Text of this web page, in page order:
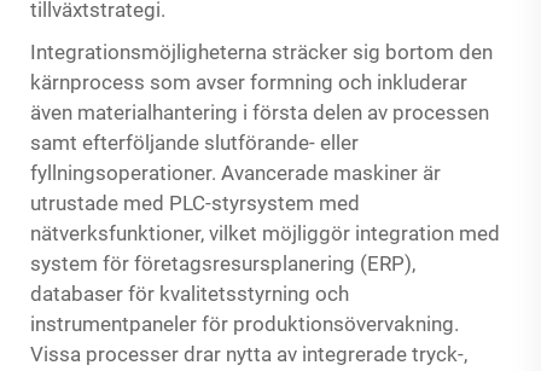
tillväxtstrategi.
Integrationsmöjligheterna sträcker sig bortom den
kärnprocess som avser formning och inkluderar
även materialhantering i första delen av processen
samt efterföljande slutförande- eller
fyllningsoperationer. Avancerade maskiner är
utrustade med PLC-styrsystem med
nätverksfunktioner, vilket möjliggör integration med
system för företagsresursplanering (ERP),
databaser för kvalitetsstyrning och
instrumentpaneler för produktionsövervakning.
Vissa processer drar nytta av integrerade tryck-,